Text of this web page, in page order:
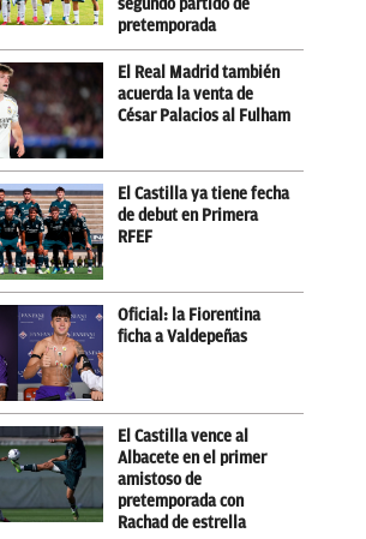
segundo partido de
pretemporada
El Real Madrid también
acuerda la venta de
César Palacios al Fulham
El Castilla ya tiene fecha
de debut en Primera
RFEF
Oficial: la Fiorentina
ficha a Valdepeñas
El Castilla vence al
Albacete en el primer
amistoso de
pretemporada con
Rachad de estrella